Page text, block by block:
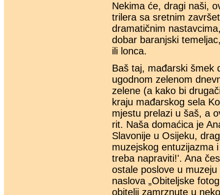
Nekima će, dragi naši,
trilera sa sretnim
dramatičnim
dobar baranjski
ili lonca.
Baš taj, mađarski šmek
ugodnom zelenom
zelene (a kako bi
kraju mađarskog sela
mjestu prelazi u šaš, a
rit. Naša domaćica je
Slavonije u Osijeku,
muzejskog entuzijazma
treba napraviti!'. Ana
ostale poslove u
naslova „Obiteljske
obitelji zamrznute u